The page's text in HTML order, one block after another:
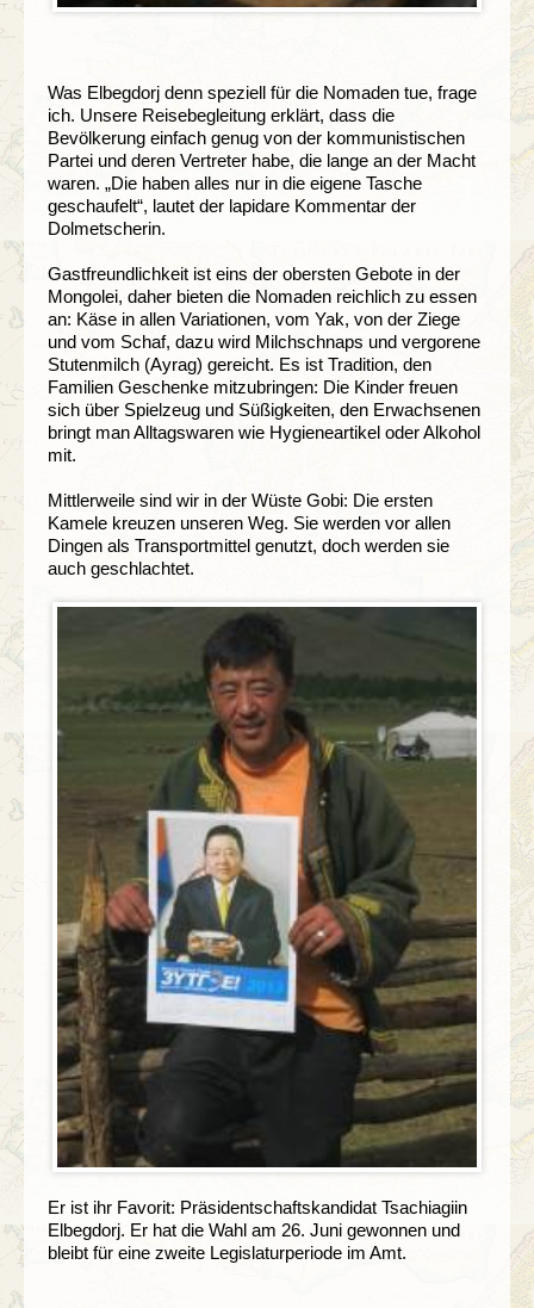
Was Elbegdorj denn speziell für die Nomaden tue, frage
ich. Unsere Reisebegleitung erklärt, dass die
Bevölkerung einfach genug von der kommunistischen
Partei und deren Vertreter habe, die lange an der Macht
waren. „Die haben alles nur in die eigene Tasche
geschaufelt“, lautet der lapidare Kommentar der
Dolmetscherin.
Gastfreundlichkeit ist eins der obersten Gebote in der
Mongolei, daher bieten die Nomaden reichlich zu essen
an: Käse in allen Variationen, vom Yak, von der Ziege
und vom Schaf, dazu wird Milchschnaps und vergorene
Stutenmilch (Ayrag) gereicht. Es ist Tradition, den
Familien Geschenke mitzubringen: Die Kinder freuen
sich über Spielzeug und Süßigkeiten, den Erwachsenen
bringt man Alltagswaren wie Hygieneartikel oder Alkohol
mit.
Mittlerweile sind wir in der Wüste Gobi: Die ersten
Kamele kreuzen unseren Weg. Sie werden vor allen
Dingen als Transportmittel genutzt, doch werden sie
auch geschlachtet.
Er ist ihr Favorit: Präsidentschaftskandidat Tsachiagiin
Elbegdorj. Er hat die Wahl am 26. Juni gewonnen und
bleibt für eine zweite Legislaturperiode im Amt.